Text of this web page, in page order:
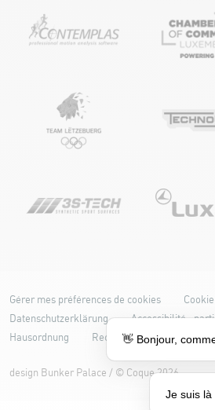
Gérer mes préférences de cookies
Datenschutzerklärung
Accessibilité :
Hausordnung
Rechtliche Hinweise
design Bunker Palace / © Coque2026
👋 Bonjour,
Je suis